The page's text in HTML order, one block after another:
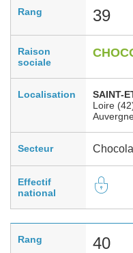
Rang 39
Raison
sociale
Localisation
SAINT-
Loire
Secteur
Effectif
national
Rang 40